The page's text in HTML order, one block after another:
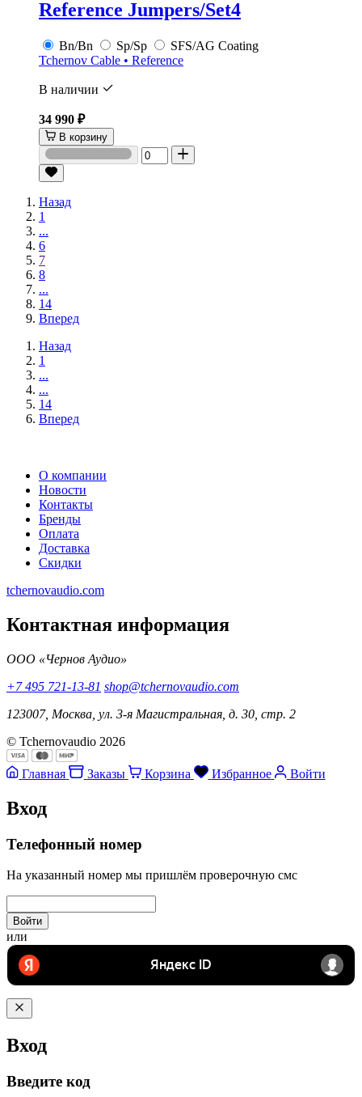
Reference Jumpers/Set4
Bn/Bn Sp/Sp
SFS/AG Coating
Tchernov Cable • Reference
В наличии
34 990 ₽
В корзину
Назад
1
...
6
7
8
...
14
Вперед
Назад
1
...
...
14
Вперед
О компании
Новости
Контакты
Бренды
Оплата
Доставка
Скидки
tchernovaudio.com
Контактная информация
ООО «Чернов Аудио»
+7 495 721-13-81 shop@tchernovaudio.com
123007, Москва, ул. 3-я Магистральная, д. 30, стр. 2
© Tchernovaudio 2026
Главная Заказы Корзина Избранное Войти
Вход
Телефонный номер
На указанный номер мы пришлём проверочную смс
Войти
или
Вход
Введите код